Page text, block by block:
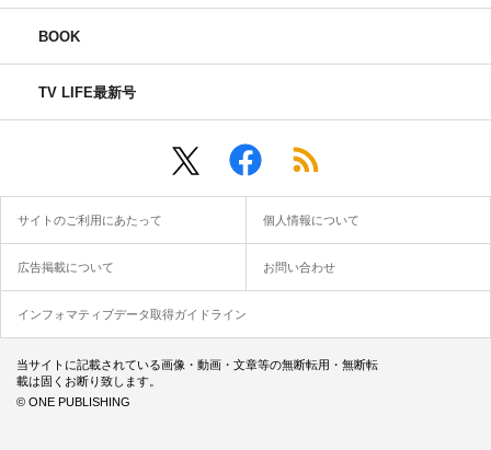
細田：あとはやっぱりアクションシーンもじっくり観てほ
しいですよね。
山田：『ガーディアン・オブ・ギャラクシー』カット
ね！ 3話の新見錦（奥野瑛太）との決戦でカメラがグワ
ーッと移動するシーンは、僕たちのなかでリスペクトを込
名前をつけて気に入っていたんです。
細田：（笑）。
山田：でも、他のアクションもやっぱり何度も見返してほ
しい。田中新兵衛（安藤政信）や岡田以蔵（中島健人）と
の戦いとか、松平容保（松本潤）さんの思いをじっくり味
BOOK
TV LIFE最新号
サイトのご利用にあたって 個人情報について
広告掲載について お問い合わせ
インフォマティブデータ取得ガイドライン
当サイトに記載されている画像・動画・文章等の無断転用・無断転
載は固くお断り致します。
© ONE PUBLISHING